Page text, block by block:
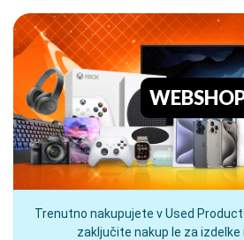
Trenutno nakupujete v Used
zaključite nakup le za izdelke